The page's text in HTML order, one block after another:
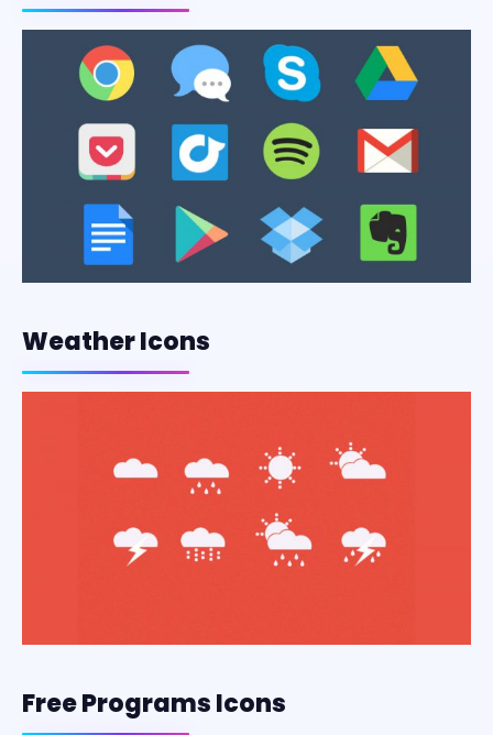
Weather Icons
Free Programs Icons